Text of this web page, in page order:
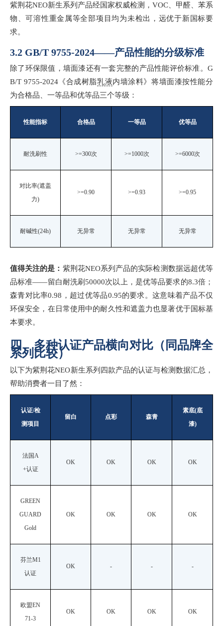
紫荆花NEO新生系列产品经国家权威检测，VOC、甲醛、苯系
物、可溶性重金属等全部项目均为未检出，远优于新国标要
求。
3.2 GB/T 9755-2024——产品性能的分级标准
除了环保限值，墙面漆还有一套完整的产品性能评价标准。 G
B/T 9755-2024《合成树脂乳液内墙涂料》将墙面漆按性能分
为合格品、一等品和优等品三个等级：
性能指标 合格品 一等品 优等品
耐洗刷性 >=300次 >=1000次 >=6000次
对比率(遮盖
力)
>=0.90 >=0.93 >=0.95
耐碱性(24h) 无异常 无异常 无异常
值得关注的是： 紫荆花NEO系列产品的实际检测数据远超优等
品标准——留白耐洗刷50000次以上，是优等品要求的8.3倍；
森青对比率0.98，超过优等品0.95的要求。这意味着产品不仅
环保安全，在日常使用中的耐久性和遮盖力也显著优于国标基
本要求。
四、多种认证产品横向对比（同品牌全
系列比较）
以下为紫荆花NEO新生系列四款产品的认证与检测数据汇总，
帮助消费者一目了然：
认证/检
测项目
留白 点彩 森青
素底(底
漆)
法国A
+认证
OK OK OK OK
GREEN
GUARD
Gold
OK OK OK OK
芬兰M1
认证
OK - - -
欧盟EN
71-3
OK OK OK OK